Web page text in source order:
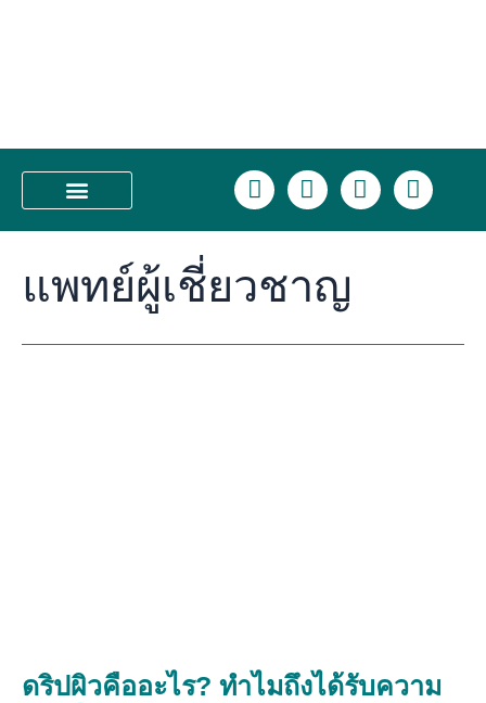
L
i
n
F
a
c
b
o
k
I
n
s
a
T
i
k
แพทย์ผู้เชี่ยวชาญ
ดริปผิวคืออะไร? ทำไมถึงได้รับความ
ความ
นิยม
วงการ